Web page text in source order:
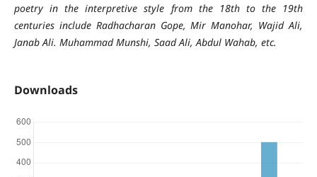
poetry in the interpretive style from the 18th to the 19th
centuries include Radhacharan Gope, Mir Manohar, Wajid Ali,
Janab Ali. Muhammad Munshi, Saad Ali, Abdul Wahab, etc.
Downloads